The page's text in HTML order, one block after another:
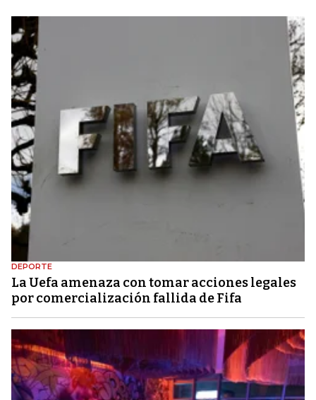
DEPORTE
La Uefa amenaza con tomar acciones legales
por comercialización fallida de Fifa